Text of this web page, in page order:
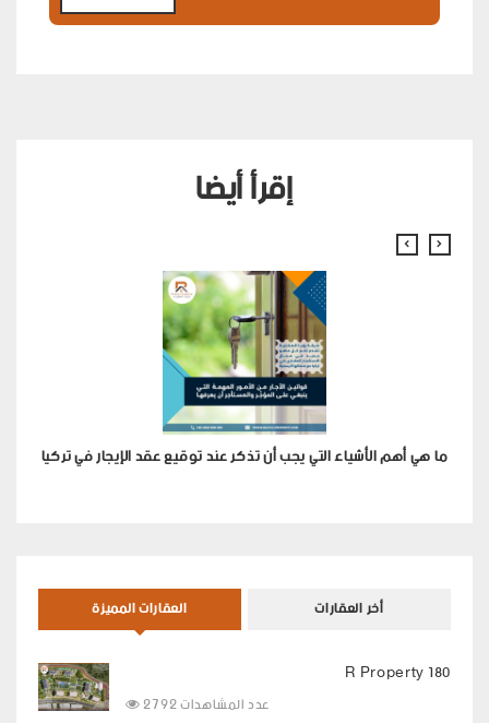
إقرأ أيضا
ما هي أهم الأشياء التي يجب أن تذكر عند توقيع عقد الإيجار في تركيا
العقارات المميزة أخر العقارات
R Property 180
2792 عدد المشاهدات